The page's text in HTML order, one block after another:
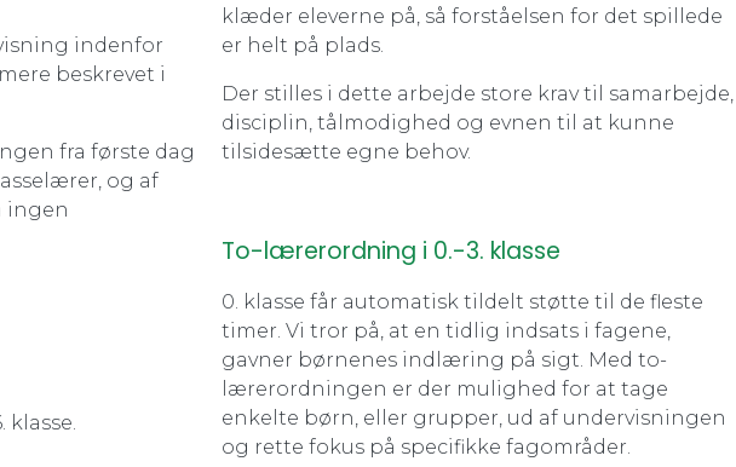
indenfor
beskrevet i
fra første dag
og af
ingen
klasse.
klæder eleverne på, så forståelsen for det spillede
er helt på plads.
Der stilles i dette arbejde store krav til samarbejde,
disciplin, tålmodighed og evnen til at kunne
tilsidesætte egne behov.
To-lærerordning i 0.-3. klasse
0. klasse får automatisk tildelt støtte til de fleste
timer. Vi tror på, at en tidlig indsats i fagene,
gavner børnenes indlæring på sigt. Med to-
lærerordningen er der mulighed for at tage
enkelte børn, eller grupper, ud af undervisningen
og rette fokus på specifikke fagområder.